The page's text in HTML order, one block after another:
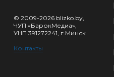
© 2009-2026 blizko.by,
ЧУП «БарокМедиа»,
УНП 391272241, г.Минск
Контакты